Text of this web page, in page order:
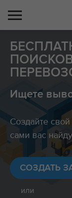
Ищете
Создайте
сами вас
СОЗДАТЬ
или